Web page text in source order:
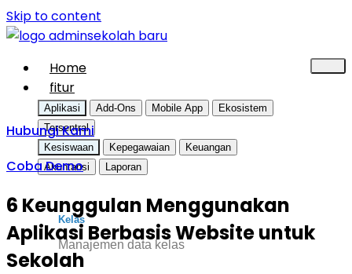
Skip to content
Home
fitur
Aplikasi Add-Ons Mobile App
Ekosistem
Tersentral
Kesiswaan
Kepegawaian
Keuangan
Akuntansi
Laporan
Kelas
Manajemen data kelas
Hubungi Kami
Coba Demo
6 Keunggulan Menggunakan
Aplikasi Berbasis Website untuk
Sekolah